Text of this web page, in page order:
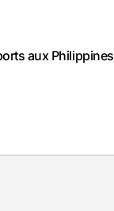
aux Philippines